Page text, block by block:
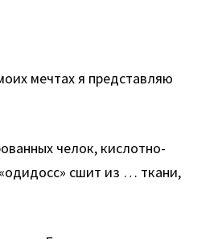
мечтах я представляю
челок, кислотно-
сшит из … ткани,